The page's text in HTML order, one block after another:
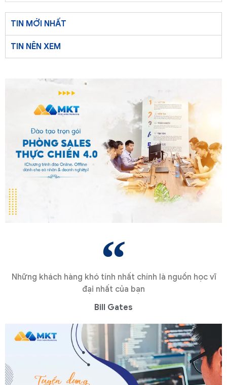
TIN MỚI NHẤT
TIN NÊN XEM
Những khách hàng khó tính nhất chính là nguồn học vĩ
đại nhất của bạn
Bill Gates